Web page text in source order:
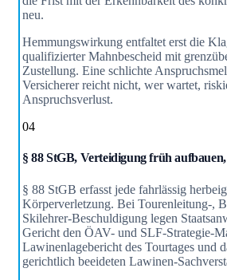
neu.
Hemmungswirkung entfaltet erst die
qualifizierter Mahnbescheid mit
Zustellung. Eine schlichte
Versicherer reicht nicht, wer wartet,
Anspruchsverlust.
04
§ 88 StGB, Verteidigung früh
§ 88 StGB erfasst jede fahrlässig
Körperverletzung. Bei Tourenleitung-,
Skilehrer-Beschuldigung legen
Gericht den ÖAV- und SLF-Strategie-
Lawinenlagebericht des Tourtages und
gerichtlich beeideten Lawinen-